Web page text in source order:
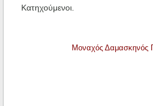
Κατηχούμενοι.
Μοναχός Δαμασκηνός